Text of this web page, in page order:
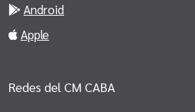
Android
Apple
Redes del CM CABA